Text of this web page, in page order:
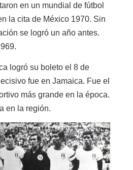
en un mundial de fútbol
la cita de México 1970. Sin
se logró un año antes.
logró su boleto el 8 de
fue en Jamaica. Fue el
más grande en la época.
en la región.